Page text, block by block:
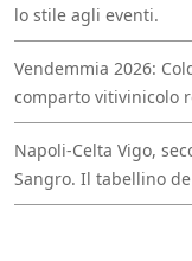
lo stile agli eventi.
Vendemmia 2026:
comparto vitivinicolo
Napoli-Celta Vigo,
Sangro. Il tabellino